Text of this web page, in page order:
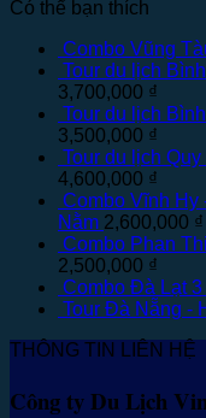
Có thể bạn thích
Combo Vũng
Tour du lịch
3,700,000 ₫
Tour du lịch
3,500,000 ₫
Tour du lịch
4,600,000 ₫
Combo Vĩnh Hy
Nằm 2,600,000 ₫
Combo Phan
2,500,000 ₫
Combo Đà Lạt
Tour Đà Nẵng -
THÔNG TIN LIÊN HỆ
Công ty Du Lịch